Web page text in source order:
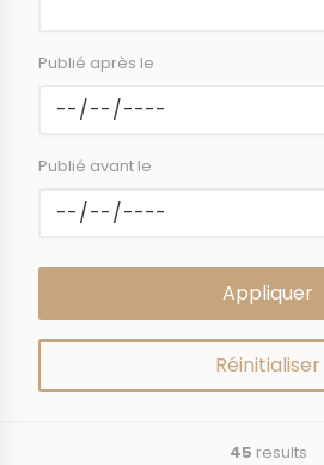
Publié après le
Publié avant le
45 results